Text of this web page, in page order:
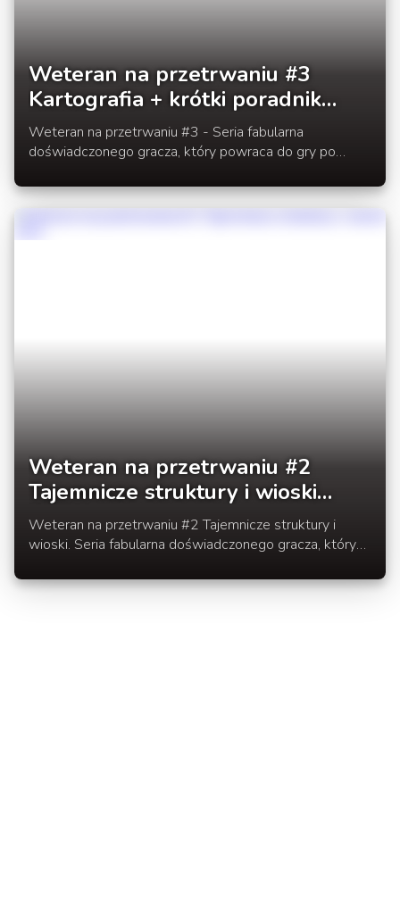
Weteran na przetrwaniu #3
Kartografia + krótki poradnik
[SSP]
Weteran na przetrwaniu #3 - Seria fabularna
doświadczonego gracza, który powraca do gry po
Weteran na przetrwaniu #2
Tajemnicze struktury i wioski
[SSP]
Weteran na przetrwaniu #2 Tajemnicze struktury i
wioski. Seria fabularna doświadczonego gracza, który